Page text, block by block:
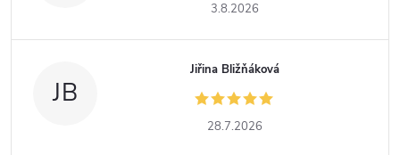
3.8.2026
JB
Jiřina Bližňáková
28.7.2026